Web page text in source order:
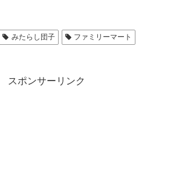
みたらし団子
ファミリーマート
スポンサーリンク